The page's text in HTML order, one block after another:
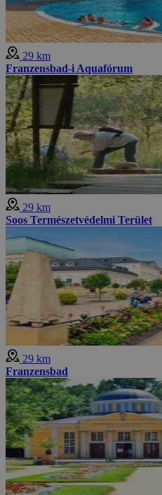
29 km
Franzensbad-i Aquafórum
29 km
Soos Természetvédelmi Terület
29 km
Franzensbad